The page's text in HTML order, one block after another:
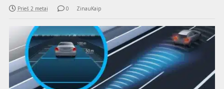
Prieš 2 metai 0 ZinauKaip